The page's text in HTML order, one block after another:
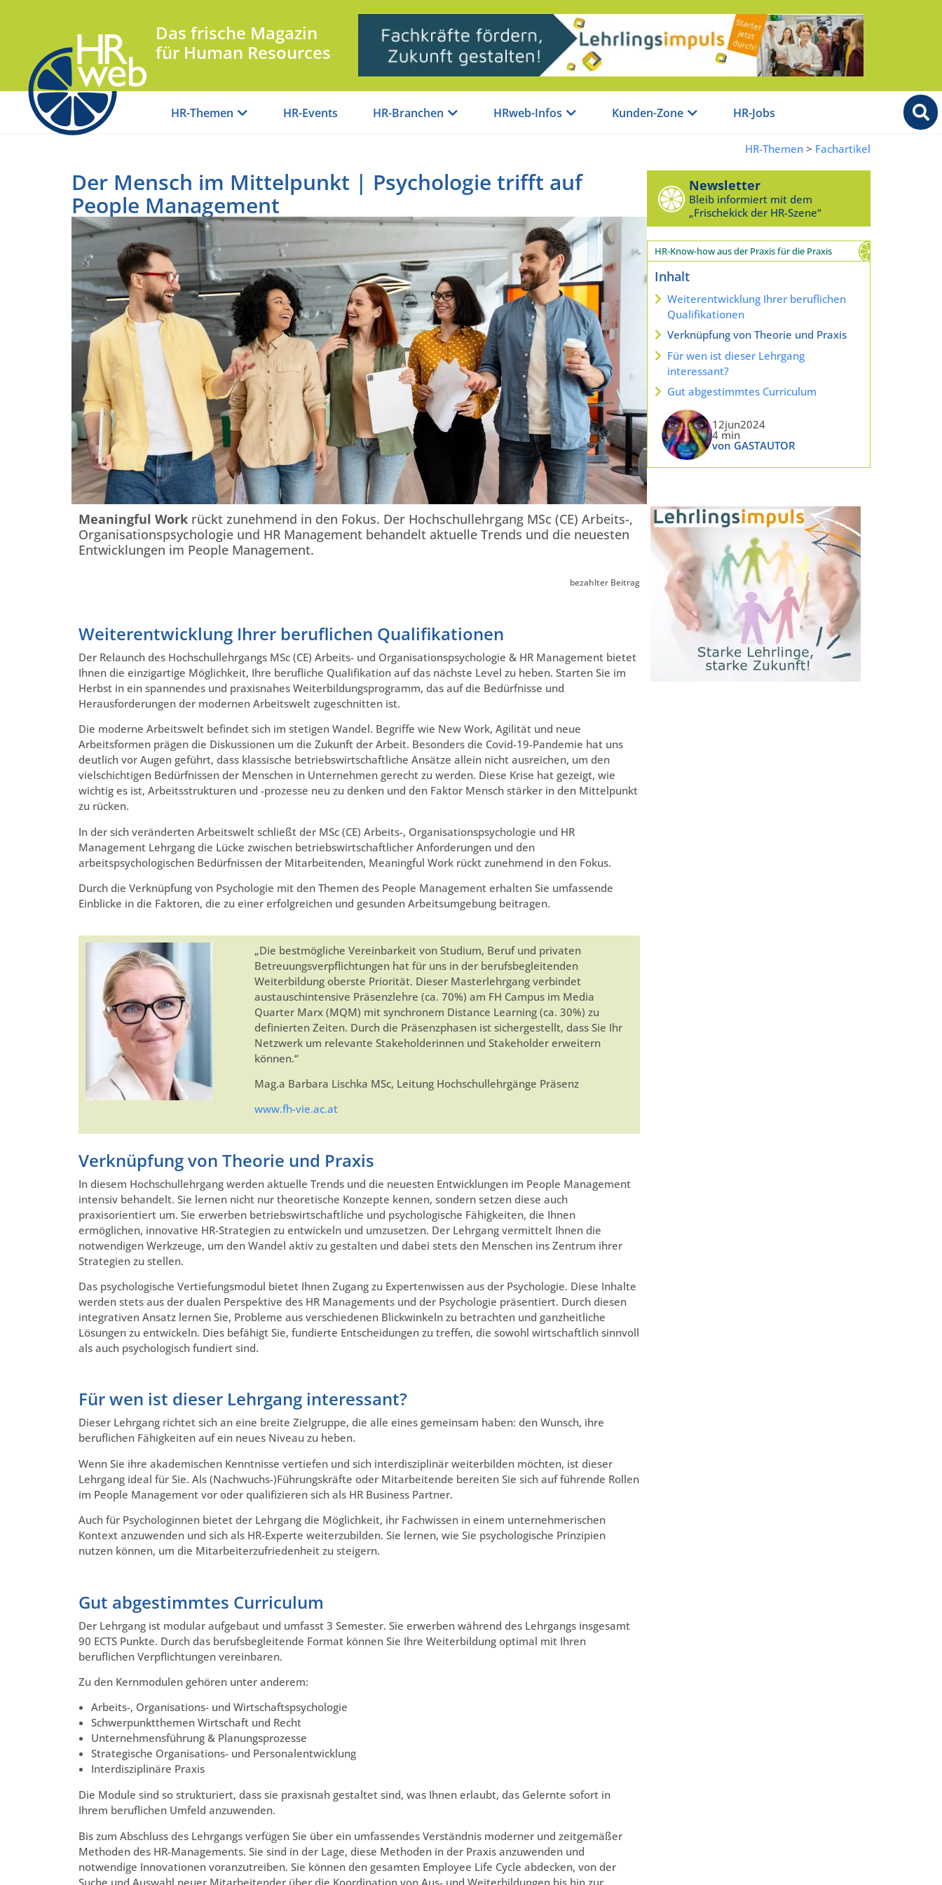
Das frische Magazin
für Human Resources
HR-Themen HR-Events HR-Branchen HRweb-Infos Kunden-Zone HR-Jobs
HR-Themen > Fachartikel
Der Mensch im Mittelpunkt | Psychologie trifft auf
People Management
Meaningful Work rückt zunehmend in den Fokus. Der Hochschullehrgang MSc (CE) Arbeits-,
Organisationspsychologie und HR Management behandelt aktuelle Trends und die neuesten
Entwicklungen im People Management.
bezahlter Beitrag
Weiterentwicklung Ihrer beruflichen Qualifikationen
Der Relaunch des Hochschullehrgangs MSc (CE) Arbeits- und Organisationspsychologie & HR Management bietet
Ihnen die einzigartige Möglichkeit, Ihre berufliche Qualifikation auf das nächste Level zu heben. Starten Sie im
Herbst in ein spannendes und praxisnahes Weiterbildungsprogramm, das auf die Bedürfnisse und
Herausforderungen der modernen Arbeitswelt zugeschnitten ist.
Die moderne Arbeitswelt befindet sich im stetigen Wandel. Begriffe wie New Work, Agilität und neue
Arbeitsformen prägen die Diskussionen um die Zukunft der Arbeit. Besonders die Covid-19-Pandemie hat uns
deutlich vor Augen geführt, dass klassische betriebswirtschaftliche Ansätze allein nicht ausreichen, um den
vielschichtigen Bedürfnissen der Menschen in Unternehmen gerecht zu werden. Diese Krise hat gezeigt, wie
wichtig es ist, Arbeitsstrukturen und -prozesse neu zu denken und den Faktor Mensch stärker in den Mittelpunkt
zu rücken.
In der sich veränderten Arbeitswelt schließt der MSc (CE) Arbeits-, Organisationspsychologie und HR
Management Lehrgang die Lücke zwischen betriebswirtschaftlicher Anforderungen und den
arbeitspsychologischen Bedürfnissen der Mitarbeitenden, Meaningful Work rückt zunehmend in den Fokus.
Durch die Verknüpfung von Psychologie mit den Themen des People Management erhalten Sie umfassende
Einblicke in die Faktoren, die zu einer erfolgreichen und gesunden Arbeitsumgebung beitragen.
„Die bestmögliche Vereinbarkeit von Studium, Beruf und privaten
Betreuungsverpflichtungen hat für uns in der berufsbegleitenden
Weiterbildung oberste Priorität. Dieser Masterlehrgang verbindet
austauschintensive Präsenzlehre (ca. 70%) am FH Campus im Media
Quarter Marx (MQM) mit synchronem Distance Learning (ca. 30%) zu
definierten Zeiten. Durch die Präsenzphasen ist sichergestellt, dass Sie Ihr
Netzwerk um relevante Stakeholderinnen und Stakeholder erweitern
können.“
Mag.a Barbara Lischka MSc, Leitung Hochschullehrgänge Präsenz
www.fh-vie.ac.at
Verknüpfung von Theorie und Praxis
In diesem Hochschullehrgang werden aktuelle Trends und die neuesten Entwicklungen im People Management
intensiv behandelt. Sie lernen nicht nur theoretische Konzepte kennen, sondern setzen diese auch
praxisorientiert um. Sie erwerben betriebswirtschaftliche und psychologische Fähigkeiten, die Ihnen
ermöglichen, innovative HR-Strategien zu entwickeln und umzusetzen. Der Lehrgang vermittelt Ihnen die
notwendigen Werkzeuge, um den Wandel aktiv zu gestalten und dabei stets den Menschen ins Zentrum ihrer
Strategien zu stellen.
Das psychologische Vertiefungsmodul bietet Ihnen Zugang zu Expertenwissen aus der Psychologie. Diese Inhalte
werden stets aus der dualen Perspektive des HR Managements und der Psychologie präsentiert. Durch diesen
integrativen Ansatz lernen Sie, Probleme aus verschiedenen Blickwinkeln zu betrachten und ganzheitliche
Lösungen zu entwickeln. Dies befähigt Sie, fundierte Entscheidungen zu treffen, die sowohl wirtschaftlich sinnvoll
als auch psychologisch fundiert sind.
Für wen ist dieser Lehrgang interessant?
Dieser Lehrgang richtet sich an eine breite Zielgruppe, die alle eines gemeinsam haben: den Wunsch, ihre
beruflichen Fähigkeiten auf ein neues Niveau zu heben.
Wenn Sie ihre akademischen Kenntnisse vertiefen und sich interdisziplinär weiterbilden möchten, ist dieser
Lehrgang ideal für Sie. Als (Nachwuchs-)Führungskräfte oder Mitarbeitende bereiten Sie sich auf führende Rollen
im People Management vor oder qualifizieren sich als HR Business Partner.
Auch für Psychologinnen bietet der Lehrgang die Möglichkeit, ihr Fachwissen in einem unternehmerischen
Kontext anzuwenden und sich als HR-Experte weiterzubilden. Sie lernen, wie Sie psychologische Prinzipien
nutzen können, um die Mitarbeiterzufriedenheit zu steigern.
Gut abgestimmtes Curriculum
Der Lehrgang ist modular aufgebaut und umfasst 3 Semester. Sie erwerben während des Lehrgangs insgesamt
90 ECTS Punkte. Durch das berufsbegleitende Format können Sie Ihre Weiterbildung optimal mit Ihren
beruflichen Verpflichtungen vereinbaren.
Zu den Kernmodulen gehören unter anderem:
Arbeits-, Organisations- und Wirtschaftspsychologie
Schwerpunktthemen Wirtschaft und Recht
Unternehmensführung & Planungsprozesse
Strategische Organisations- und Personalentwicklung
Interdisziplinäre Praxis
Die Module sind so strukturiert, dass sie praxisnah gestaltet sind, was Ihnen erlaubt, das Gelernte sofort in
Ihrem beruflichen Umfeld anzuwenden.
Bis zum Abschluss des Lehrgangs verfügen Sie über ein umfassendes Verständnis moderner und zeitgemäßer
Methoden des HR-Managements. Sie sind in der Lage, diese Methoden in der Praxis anzuwenden und
notwendige Innovationen voranzutreiben. Sie können den gesamten Employee Life Cycle abdecken, von der
Suche und Auswahl neuer Mitarbeitender über die Koordination von Aus- und Weiterbildungen bis hin zur
Newsletter
Bleib informiert mit dem
„Frischekick der HR-Szene“
HR-Know-how aus der Praxis für die Praxis
Inhalt
Weiterentwicklung Ihrer beruflichen
Qualifikationen
Verknüpfung von Theorie und Praxis
Für wen ist dieser Lehrgang
interessant?
Gut abgestimmtes Curriculum
12jun2024
4 min
von GASTAUTOR